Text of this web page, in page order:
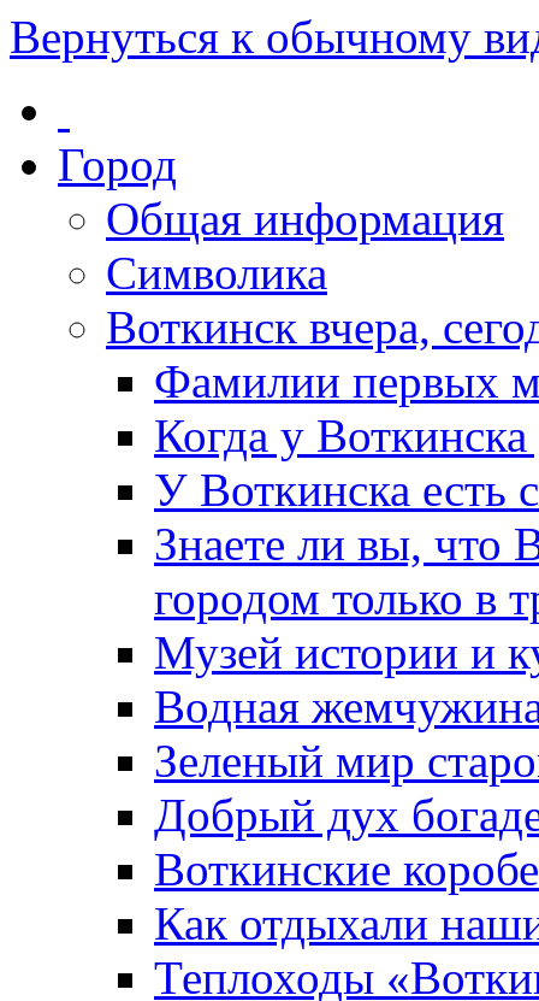
Вернуться к обычному
Город
Общая информация
Символика
Воткинск вчера,
Фамилии первых
Когда у
У Воткинска есть
Знаете ли вы, что
городом только в
Музей истории и
Водная
Зеленый мир
Добрый дух
Воткинские
Как отдыхали
Теплоходы